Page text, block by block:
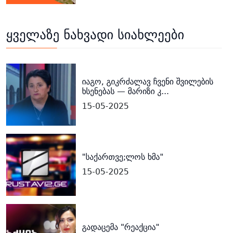
ყველაზე ნახვადი სიახლეები
იაგო, გიკრძალავ ჩვენი შვილების
ხსენებას — მარიზი კ...
15-05-2025
"საქართვე;ლოს ხმა"
15-05-2025
გადაცემა "რეაქცია"